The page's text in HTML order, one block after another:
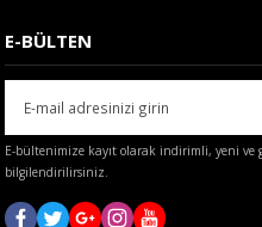
E-BÜLTEN
E-bültenimize kayıt olarak indirimli, yeni ve
bilgilendirilirsiniz.